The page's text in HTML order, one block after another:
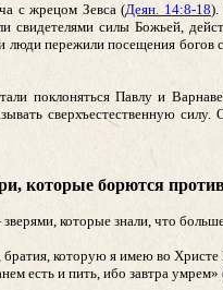
с жрецом Зевса (Деян. 14:8-18).
свидетелями силы Божьей,
люди пережили посещения богов
поклоняться Павлу и
сверхъестественную
которые борются
которые знали, что
которую я имею во
есть и пить, ибо завтра умрем»